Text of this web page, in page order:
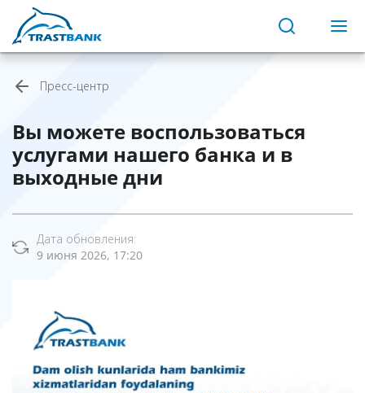
Пресс-центр
Вы можете воспользоваться
услугами нашего банка и в
выходные дни
Дата обновления:
9 июня 2026, 17:20